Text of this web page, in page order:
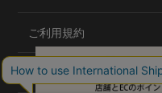
ご利用規約
プライバシーポリシー